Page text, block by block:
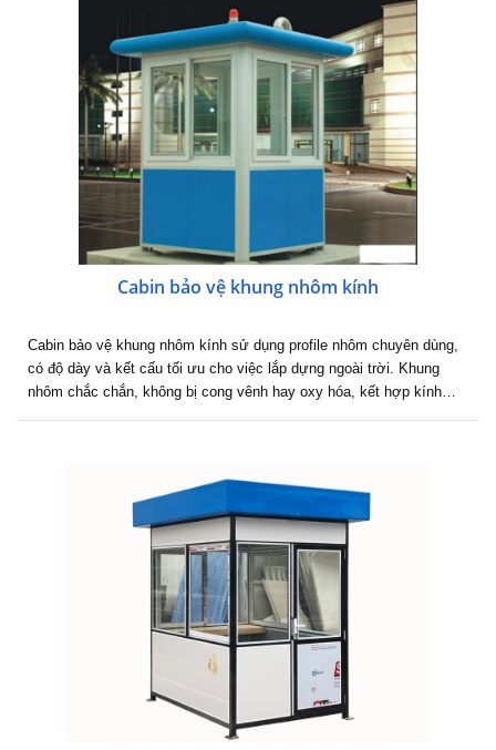
Cabin bảo vệ khung nhôm kính
Cabin bảo vệ khung nhôm kính sử dụng profile nhôm chuyên dùng,
có độ dày và kết cấu tối ưu cho việc lắp dựng ngoài trời. Khung
nhôm chắc chắn, không bị cong vênh hay oxy hóa, kết hợp kính…